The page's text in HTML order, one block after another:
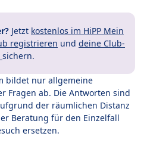
Jetzt kostenlos im HiPP Mein
registrieren und deine Club-
sichern.
bildet nur allgemeine
Fragen ab. Die Antworten sind
der räumlichen Distanz
Beratung für den Einzelfall
ersetzen.